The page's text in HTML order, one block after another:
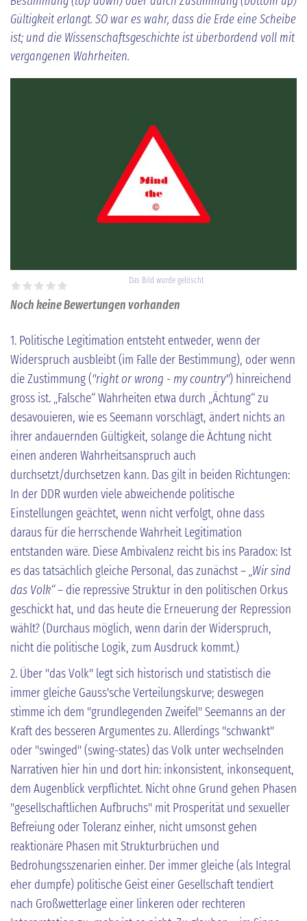
Gültigkeit erlangt. SO war es wahr, dass die Erde eine Scheibe
ist; und die Wissenschaftsgeschichte ist überbordend voll mit
vergangenen Wahrheiten.
Das Bild wurde gelöscht
Noch keine Bewertungen vorhanden
1. Politische Legitimation entsteht entweder, wenn der
Widerspruch ausbleibt (im Falle der Bestimmung), oder wenn
die Zustimmung ("right or wrong - my country") hinreichend
gross ist. „Falsche“ Wahrheiten etwa durch „Ächtung“ zu
desavouieren, wie es Seemann vorschlägt, ändert nichts an
ihrer andauernden Gültigkeit, solange die Ächtung nicht
einen anderen Wahrheitsanspruch auch
durchsetzt/durchsetzen kann. Das gilt in beiden Richtungen:
In der DDR wurden viele abweichende politische
Einstellungen geächtet, wenn nicht verfolgt, ohne dass
daraus für die herrschende Wahrheit Legitimation
entstanden wäre. Diese Ambivalenz reicht bis ins Paradox: Ist
es das tatsächlich gleiche Personal, das zunächst –„Wir sind
das Volk“– die repressive Struktur in den politischen Orkus
geschickt hat, und das heute die Erneuerung der Repression
wählt? (Durchaus möglich, wenn darin der Widerspruch,
nicht die politische Logik, zum Ausdruck kommt.)
2. Über "das Volk" legt sich historisch und statistisch die
immer gleiche Gauss'sche Verteilungskurve; deswegen
stimme ich dem "grundlegenden Zweifel" Seemanns an der
Kraft des besseren Argumentes zu. Allerdings "schwankt"
oder "swinged" (swing-states) das Volk unter wechselnden
Narrativen hier hin und dort hin: inkonsistent, inkonsequent,
dem Augenblick verpflichtet. Nicht ohne Grund gehen Phasen
"gesellschaftlichen Aufbruchs" mit Prosperität und sexueller
Befreiung oder Toleranz einher, nicht umsonst gehen
reaktionäre Phasen mit Strukturbrüchen und
Bedrohungsszenarien einher. Der immer gleiche (als Integral
eher dumpfe) politische Geist einer Gesellschaft tendiert
nach Großwetterlage einer linkeren oder rechteren